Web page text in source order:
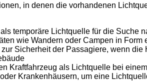
in denen die vorhandenen
temporäre Lichtquelle für die Suche
wie Wandern oder Campen in Form
Sicherheit der Passagiere, wenn
Kraftfahrzeug als Lichtquelle bei
Krankenhäusern, um eine